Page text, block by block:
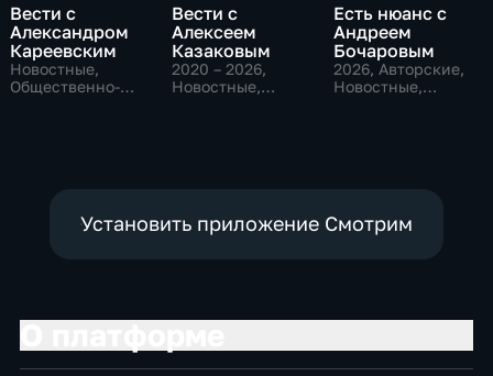
Вести с
Александром
Кареевским
Новостные,
Общественно-
Вести с
Алексеем
Казаковым
2020 – 2026,
Новостные,
Есть нюанс с
Андреем
Бочаровым
2026, Авторские,
Новостные,
Установить приложение Смотрим